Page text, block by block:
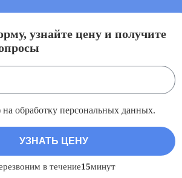
узнайте цену и получите
на обработку персональных данных.
в течение15минут